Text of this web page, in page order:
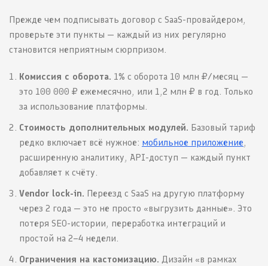
Прежде чем подписывать договор с SaaS-провайдером,
проверьте эти пункты — каждый из них регулярно
становится неприятным сюрпризом.
Комиссия с оборота. 1% с оборота 10 млн ₽/месяц —
это 100 000 ₽ ежемесячно, или 1,2 млн ₽ в год. Только
за использование платформы.
Стоимость дополнительных модулей. Базовый тариф
редко включает всё нужное: мобильное приложение,
расширенную аналитику, API-доступ — каждый пункт
добавляет к счёту.
Vendor lock-in. Переезд с SaaS на другую платформу
через 2 года — это не просто «выгрузить данные». Это
потеря SEO-истории, переработка интеграций и
простой на 2–4 недели.
Ограничения на кастомизацию. Дизайн «в рамках